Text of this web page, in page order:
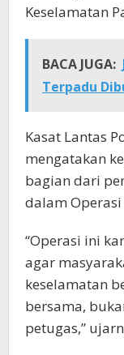
Keselamatan
BACA JUGA:
Terpadu
Kasat Lantas
mengatakan
bagian dari
dalam Operasi
“Operasi ini
agar
keselamatan
bersama,
petugas,”